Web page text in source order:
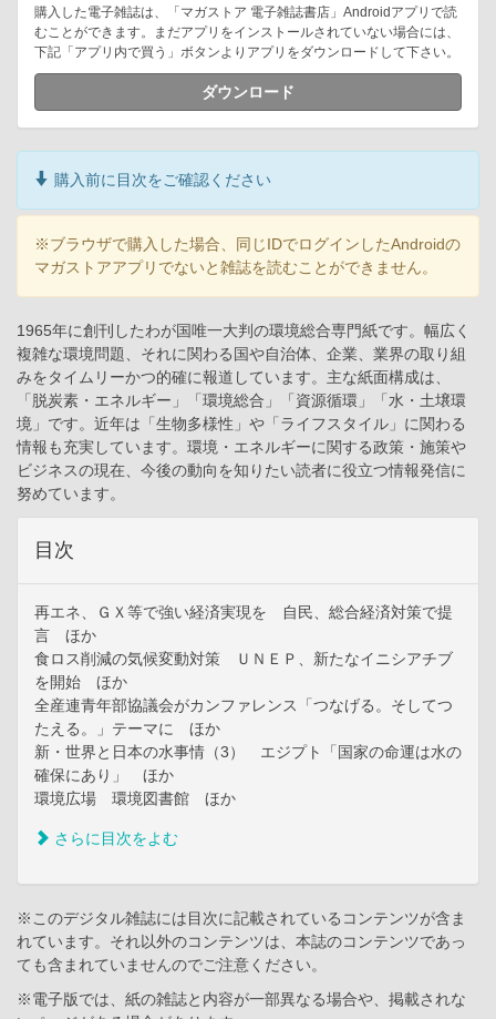
購入した電子雑誌は、「マガストア 電子雑誌書店」Androidアプリで読
むことができます。まだアプリをインストールされていない場合には、
下記「アプリ内で買う」ボタンよりアプリをダウンロードして下さい。
ダウンロード
購入前に目次をご確認ください
※ブラウザで購入した場合、同じIDでログインしたAndroidの
マガストアアプリでないと雑誌を読むことができません。
1965年に創刊したわが国唯一大判の環境総合専門紙です。幅広く
複雑な環境問題、それに関わる国や自治体、企業、業界の取り組
みをタイムリーかつ的確に報道しています。主な紙面構成は、
「脱炭素・エネルギー」「環境総合」「資源循環」「水・土壌環
境」です。近年は「生物多様性」や「ライフスタイル」に関わる
情報も充実しています。環境・エネルギーに関する政策・施策や
ビジネスの現在、今後の動向を知りたい読者に役立つ情報発信に
努めています。
目次
再エネ、ＧＸ等で強い経済実現を 自民、総合経済対策で提
言 ほか
食ロス削減の気候変動対策 ＵＮＥＰ、新たなイニシアチブ
を開始 ほか
全産連青年部協議会がカンファレンス「つなげる。そしてつ
たえる。」テーマに ほか
新・世界と日本の水事情（3） エジプト「国家の命運は水の
確保にあり」 ほか
環境広場 環境図書館 ほか
さらに目次をよむ
※このデジタル雑誌には目次に記載されているコンテンツが含ま
れています。それ以外のコンテンツは、本誌のコンテンツであっ
ても含まれていませんのでご注意ください。
※電子版では、紙の雑誌と内容が一部異なる場合や、掲載されな